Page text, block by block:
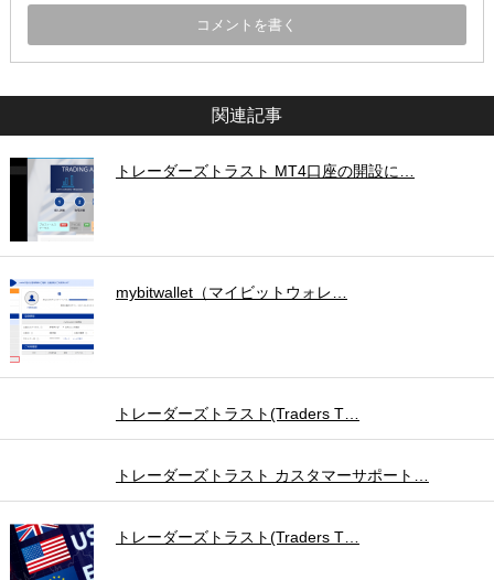
関連記事
トレーダーズトラスト MT4口座の開設に…
mybitwallet（マイビットウォレ…
トレーダーズトラスト(Traders T…
トレーダーズトラスト カスタマーサポート…
トレーダーズトラスト(Traders T…